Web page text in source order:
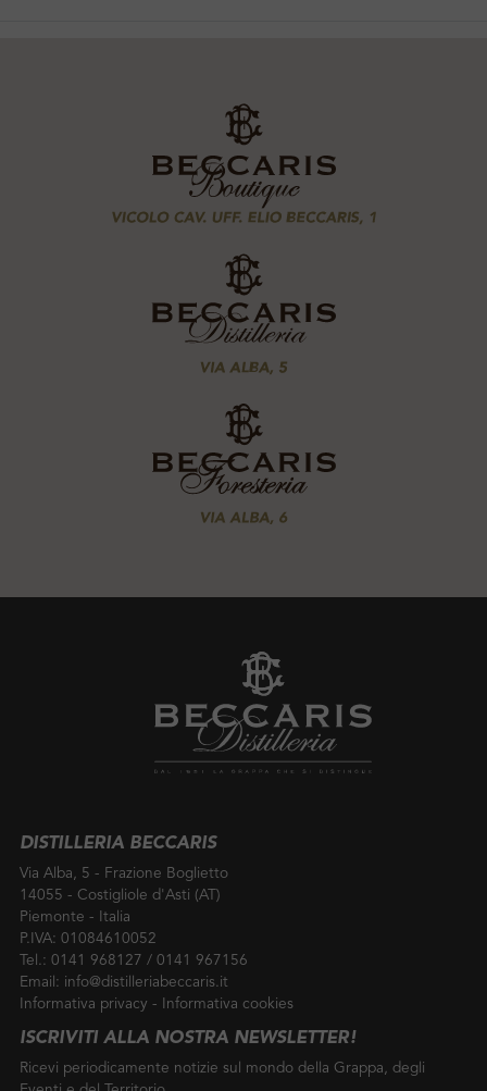
DISTILLERIA BECCARIS
Via Alba, 5 - Frazione Boglietto
14055 - Costigliole d'Asti (AT)
Piemonte - Italia
P.IVA: 01084610052
Tel.: 0141 968127 / 0141 967156
Email: info@distilleriabeccaris.it
Informativa privacy - Informativa cookies
ISCRIVITI ALLA NOSTRA NEWSLETTER!
Ricevi periodicamente notizie sul mondo della Grappa, degli